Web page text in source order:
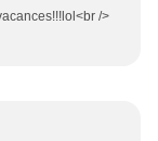
/>